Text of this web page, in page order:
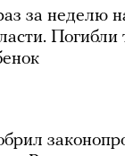
за неделю
Погибли